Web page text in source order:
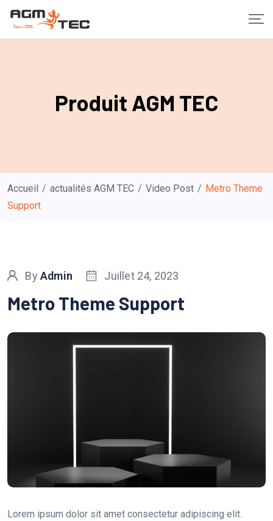
Skip
content
Produit AGM TEC
Accueil / actualités AGM TEC / Video Post / Metro Theme
Support
ByAdmin Juillet 24, 2023
Metro Theme Support
Lorem ipsum dolor sit amet consectetur adipiscing elit.